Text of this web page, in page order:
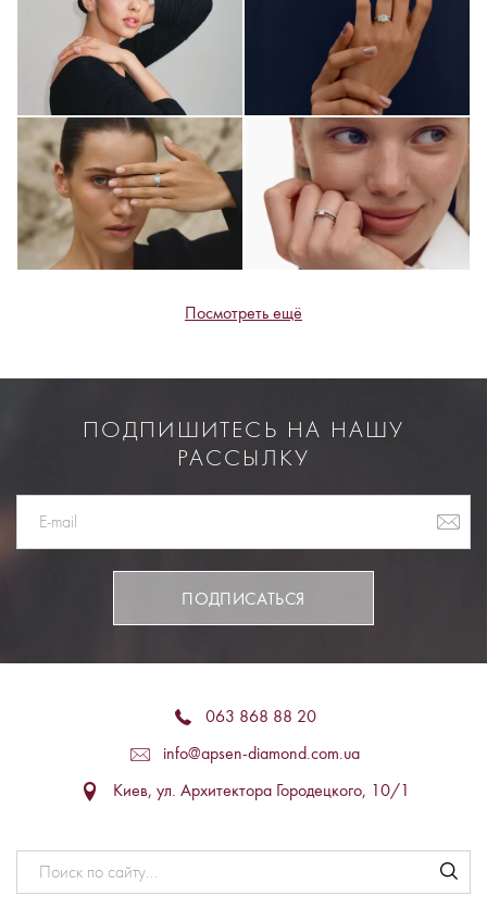
Посмотреть ещё
ПОДПИШИТЕСЬ НА НАШУ
РАССЫЛКУ
ПОДПИСАТЬСЯ
063 868 88 20
info@apsen-diamond.com.ua
Киев, ул. Архитектора Городецкого, 10/1